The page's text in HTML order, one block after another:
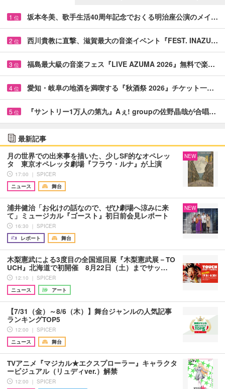
1 位 坂本冬美、歌手生活40周年記念でおくる明治座公演のメイ…
2 位 西川貴教に直撃、滋賀最大の音楽イベント『FEST. INAZU…
3 位 福島最大級の音楽フェス『LIVE AZUMA 2026』無料で楽…
4 位 愛知・岐阜の地酒を満喫する『秋酒祭 2026』チケット一…
5 位 『サントリー1万人の第九』Aぇ! groupの佐野晶哉が合唱…
最新記事
月の世界での出来事を描いた、少しSF的なオペレッ
タ 東京オペレッタ劇場『フラウ・ルナ』が上演
17:00 ｜ SPICER
ニュース
舞台
NEW
浦井健治「お化けの話なので、ぜひ劇場へ涼みに来
て」ミュージカル『ゴースト』初日前会見レポート
16:30 ｜ SPICER
レポート
舞台
NEW
木梨憲武による3度目の全国巡回展『木梨憲武展－TO
UCH』北海道で初開催 8月22日（土）までサッ…
12:10 ｜ SPICER
ニュース
アート
【7/31（金）～8/6（木）】舞台ジャンルの人気記事
ランキングTOP5
12:00 ｜ SPICER
ニュース
舞台
TVアニメ『マジカル★エクスプローラー』キャラクタ
ービジュアル（リュディver.）解禁
12:00 ｜ SPICER